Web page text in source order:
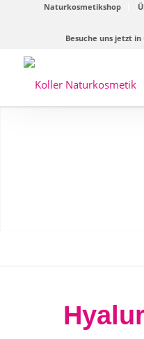
Naturkosmetikshop
Besuche uns jetzt